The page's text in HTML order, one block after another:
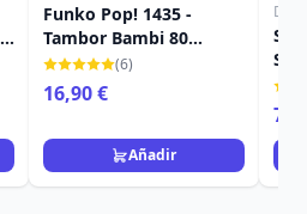
Funko Pop! 1435 -
Tambor Bambi 80
Aniversario - Disney
(6)
16,90 €
Añadir